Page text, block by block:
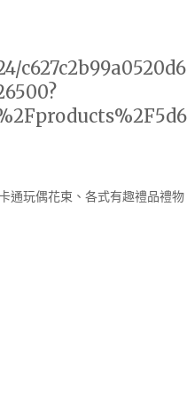
通玩偶花束、各式有趣禮品禮